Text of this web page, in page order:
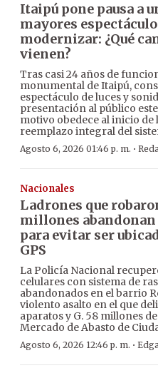
Itaipú pone pausa a
mayores
modernizar: ¿Qué
vienen?
Tras casi 24 años de
monumental de Itaipú,
espectáculo de luces y
presentación al público
motivo obedece al inicio de
reemplazo integral del
Agosto 6, 2026 01:46 p. m. ·
Nacionales
Ladrones que
millones abandonan
para evitar ser
GPS
La Policía Nacional
celulares con sistema de
abandonados en el barrio
violento asalto en el que
aparatos y G. 58 millones
Mercado de Abasto de
Agosto 6, 2026 12:46 p. m. ·